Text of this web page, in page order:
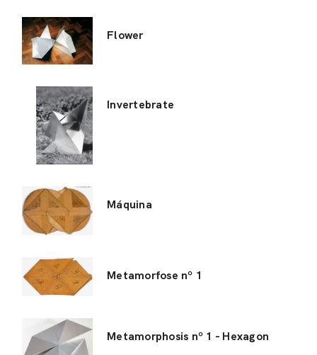
Flower
Invertebrate
Máquina
Metamorfose nº 1
Metamorphosis nº 1 - Hexagon